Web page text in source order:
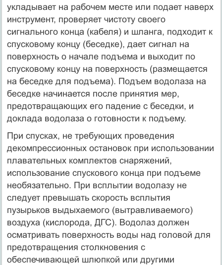
укладывает на рабочем месте или подает наверх
инструмент, проверяет чистоту своего
сигнального конца (кабеля) и шланга, подходит к
спусковому концу (беседке), дает сигнал на
поверхность о начале подъема и выходит по
спусковому концу на поверхность (размещается
на беседке для подъема). Подъем водолаза на
беседке начинается после принятия мер,
предотвращающих его падение с беседки, и
доклада водолаза о готовности к подъему.
При спусках, не требующих проведения
декомпрессионных остановок при использовании
плавательных комплектов снаряжений,
использование спускового конца при подъеме
необязательно. При всплытии водолазу не
следует превышать скорость всплытия
пузырьков выдыхаемого (вытравливаемого)
воздуха (кислорода, ДГС). Водолаз должен
осматривать поверхность воды над головой для
предотвращения столкновения с
обеспечивающей шлюпкой или другими